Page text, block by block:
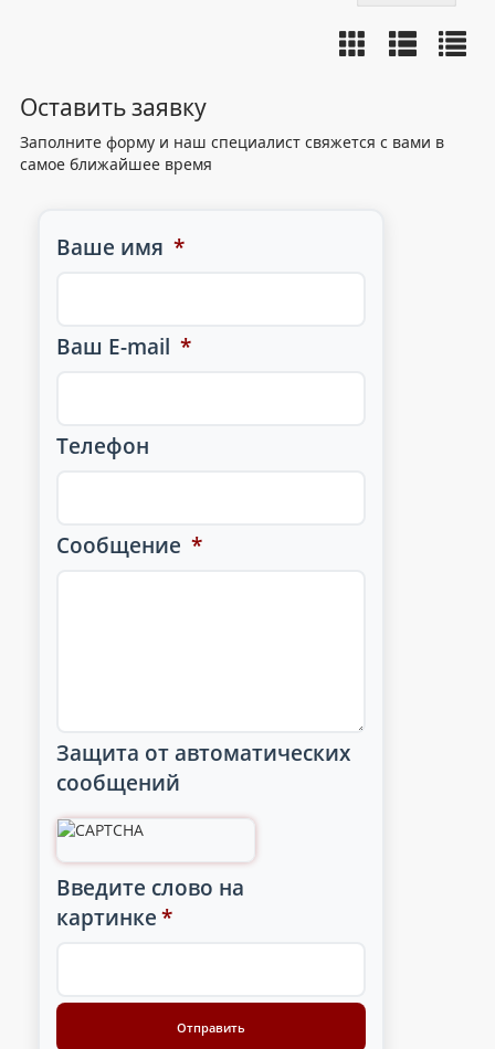
Оставить заявку
Заполните форму и наш специалист свяжется с вами в
самое ближайшее время
Ваше имя *
Ваш E-mail *
Телефон
Сообщение *
Защита от автоматических
сообщений
Введите слово на
картинке *